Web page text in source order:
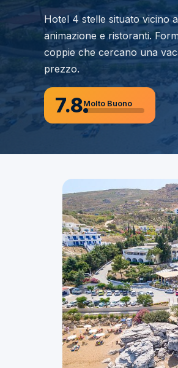
Hotel 4 stelle situato vicino
animazione e ristoranti.
coppie che cercano una
prezzo.
7.8Molto Buono